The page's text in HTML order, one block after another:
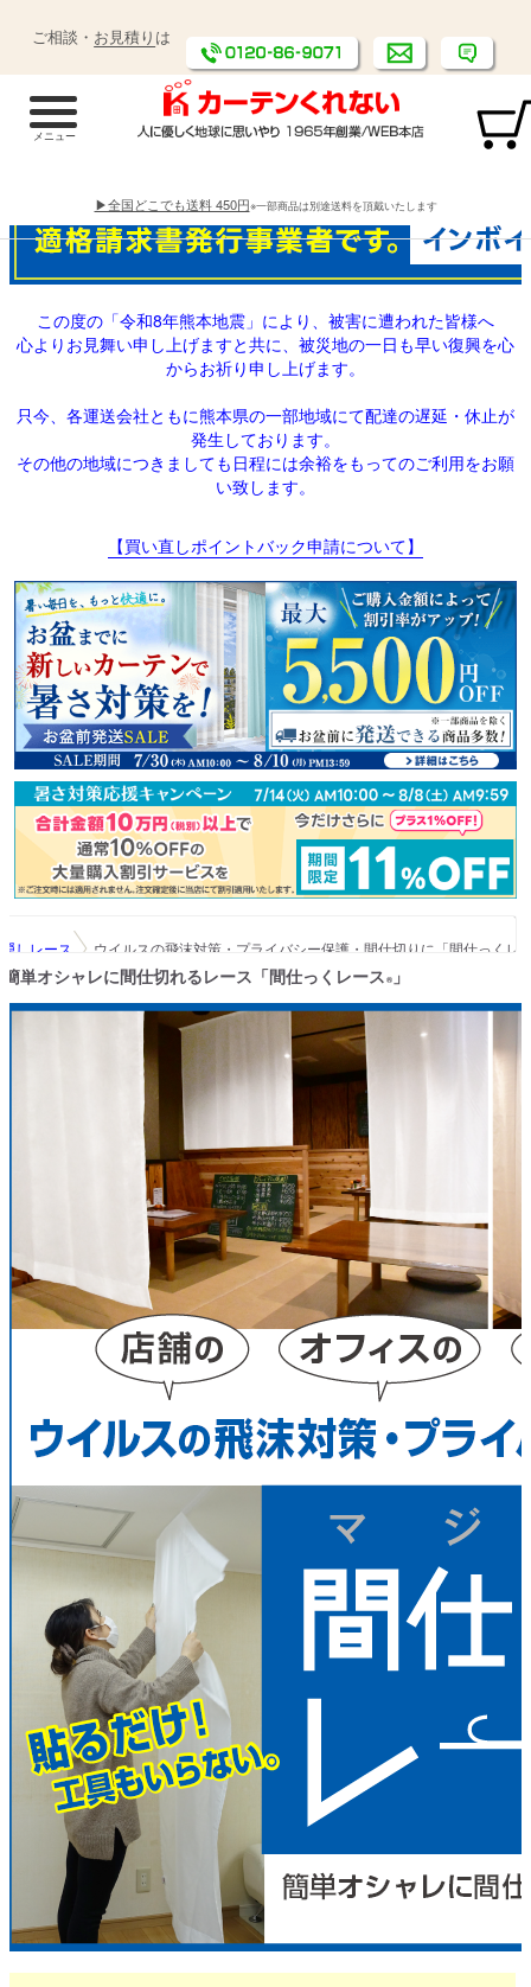
ご相談・ お見積り は
▶全国どこでも送料 450円※一部商品は別途送料を頂戴いたします
この度の「令和8年熊本地震」により、被害に遭われた皆様へ
心よりお見舞い申し上げますと共に、被災地の一日も早い復興を心
からお祈り申し上げます。
只今、各運送会社ともに熊本県の一部地域にて配達の遅延・休止が
発生しております。
その他の地域につきましても日程には余裕をもってのご利用をお願
い致します。
【買い直しポイントバック申請について】
しレース ウイルスの飛沫対策・プライバシー保護・間仕切りに「間仕っくレ
簡単オシャレに間仕切れるレース「間仕っくレース ® 」